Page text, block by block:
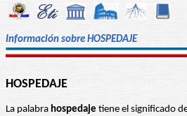
Información sobre HOSPEDAJE
HOSPEDAJE
La palabra hospedaje tiene el significado